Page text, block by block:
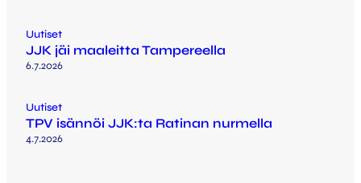
Uutiset
JJK jäi maaleitta Tampereella
6.7.2026
Uutiset
TPV isännöi JJK:ta Ratinan nurmella
4.7.2026